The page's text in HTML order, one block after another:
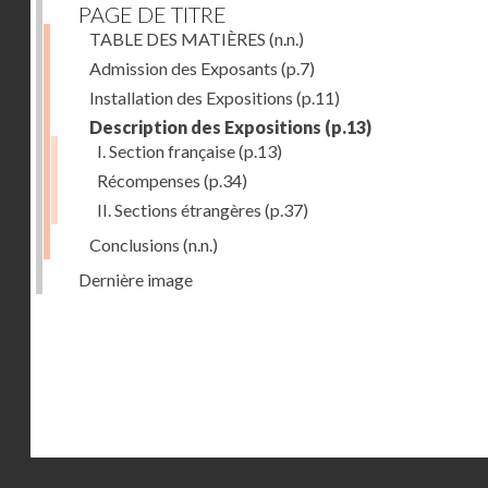
PAGE DE TITRE
TABLE DES MATIÈRES (n.n.)
Admission des Exposants (p.7)
Installation des Expositions (p.11)
Description des Expositions (p.13)
I. Section française(p.13)
Récompenses (p.34)
II. Sections étrangères (p.37)
Conclusions (n.n.)
Dernière image